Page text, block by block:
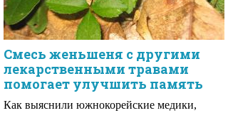
Смесь женьшеня с другими
лекарственными травами
помогает улучшить память
Как выяснили южнокорейские медики,